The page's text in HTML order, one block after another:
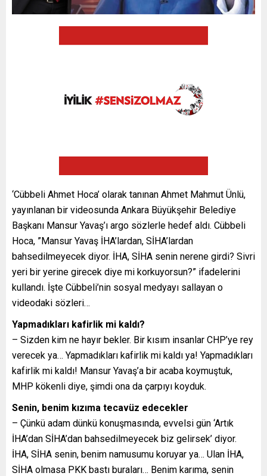
‘Cübbeli Ahmet Hoca’ olarak tanınan Ahmet Mahmut Ünlü,
yayınlanan bir videosunda Ankara Büyükşehir Belediye
Başkanı Mansur Yavaş’ı argo sözlerle hedef aldı. Cübbeli
Hoca, ”Mansur Yavaş İHA’lardan, SİHA’lardan
bahsedilmeyecek diyor. İHA, SİHA senin nerene girdi? Sivri
yeri bir yerine girecek diye mi korkuyorsun?” ifadelerini
kullandı. İşte Cübbeli’nin sosyal medyayı sallayan o
videodaki sözleri…
Yapmadıkları kafirlik mi kaldı?
– Sizden kim ne hayır bekler. Bir kısım insanlar CHP’ye rey
verecek ya… Yapmadıkları kafirlik mi kaldı ya! Yapmadıkları
kafirlik mi kaldı! Mansur Yavaş’a bir acaba koymuştuk,
MHP kökenli diye, şimdi ona da çarpıyı koyduk.
Senin, benim kızıma tecavüz edecekler
– Çünkü adam dünkü konuşmasında, evvelsi gün ‘Artık
İHA’dan SİHA’dan bahsedilmeyecek biz gelirsek’ diyor.
İHA, SİHA senin, benim namusumu koruyar ya… Ulan İHA,
SİHA olmasa PKK bastı buraları… Benim karıma, senin